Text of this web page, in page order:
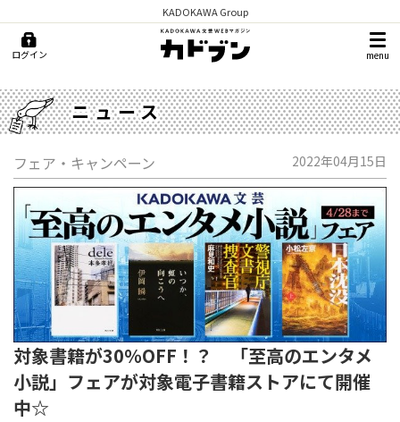
KADOKAWA Group
ログイン menu
ニュース
フェア・キャンペーン 2022年04月15日
対象書籍が30％OFF！？ 「至高のエンタメ
小説」フェアが対象電子書籍ストアにて開催
中☆